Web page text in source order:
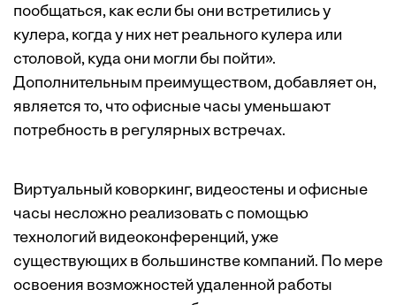
пообщаться, как если бы они встретились у
кулера, когда у них нет реального кулера или
столовой, куда они могли бы пойти».
Дополнительным преимуществом, добавляет он,
является то, что офисные часы уменьшают
потребность в регулярных встречах.
Виртуальный коворкинг, видеостены и офисные
часы несложно реализовать с помощью
технологий видеоконференций, уже
существующих в большинстве компаний. По мере
освоения возможностей удаленной работы